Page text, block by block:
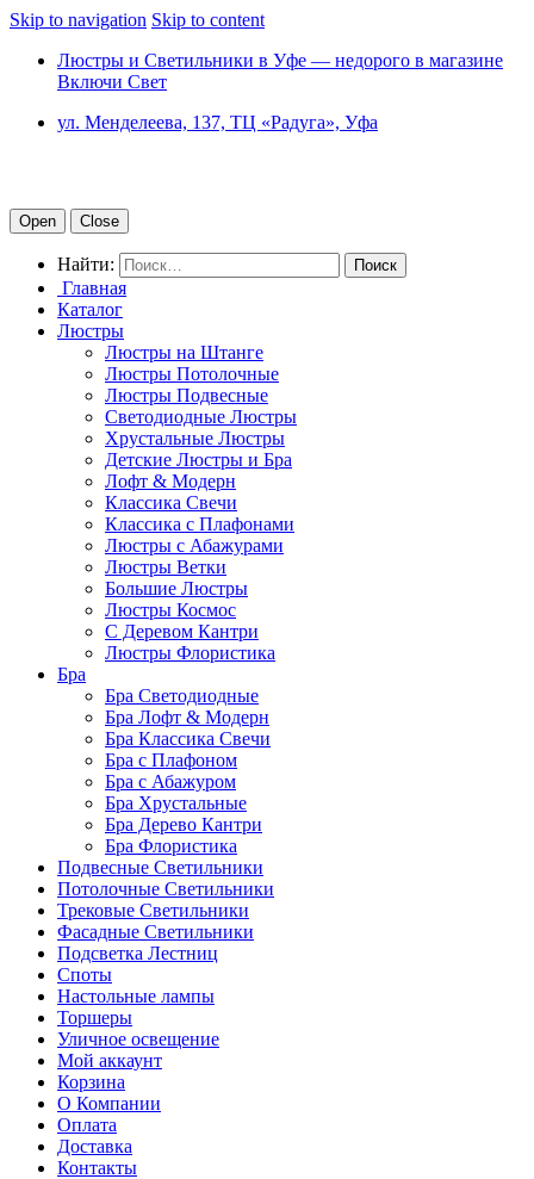
Skip to navigation Skip to content
Люстры и Светильники в Уфе — недорого в магазине
Включи Свет
ул. Менделеева, 137, ТЦ «Радуга», Уфа
Open Close
Найти:
Главная
Каталог
Люстры
Люстры на Штанге
Люстры Потолочные
Люстры Подвесные
Светодиодные Люстры
Хрустальные Люстры
Детские Люстры и Бра
Лофт & Модерн
Классика Свечи
Классика с Плафонами
Люстры с Абажурами
Люстры Ветки
Большие Люстры
Люстры Космос
С Деревом Кантри
Люстры Флористика
Бра
Бра Светодиодные
Бра Лофт & Модерн
Бра Классика Свечи
Бра с Плафоном
Бра с Абажуром
Бра Хрустальные
Бра Дерево Кантри
Бра Флористика
Подвесные Светильники
Потолочные Светильники
Трековые Светильники
Фасадные Светильники
Подсветка Лестниц
Споты
Настольные лампы
Торшеры
Уличное освещение
Мой аккаунт
Корзина
О Компании
Оплата
Доставка
Контакты